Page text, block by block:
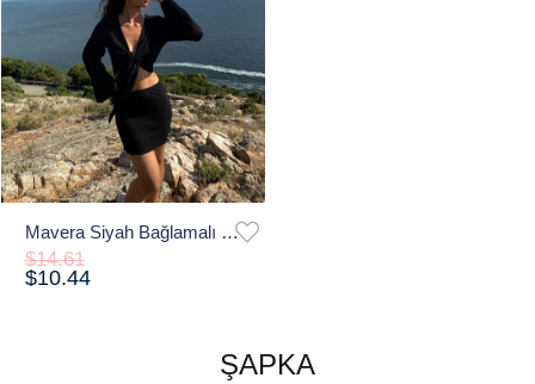
Mavera Siyah Bağlamalı Dokulu Bluz Etek Plaj Takım Pareo
$10.44
$14.61
ŞAPKA